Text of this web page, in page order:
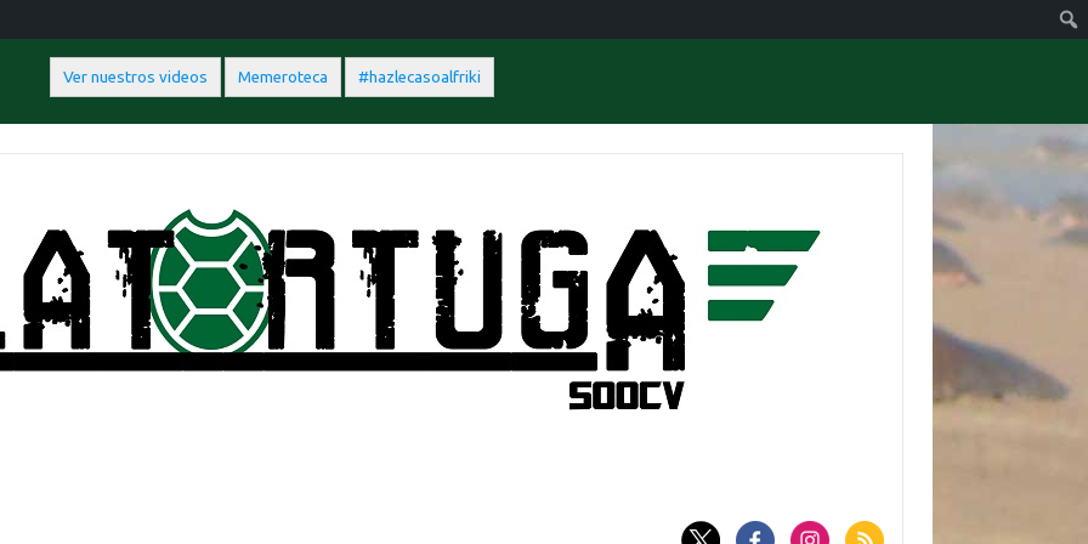
Ver nuestros videos Memeroteca #hazlecasoalfriki